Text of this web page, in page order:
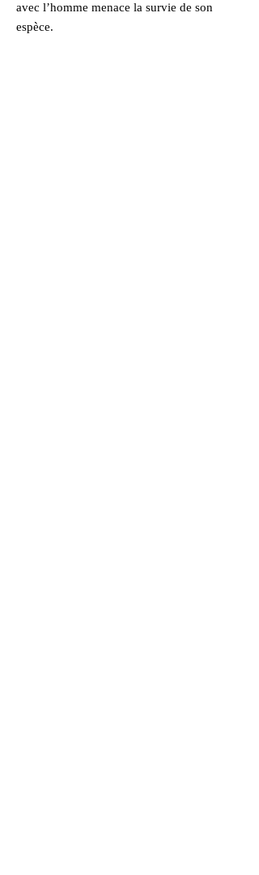
avec l’homme menace la survie de son
espèce.